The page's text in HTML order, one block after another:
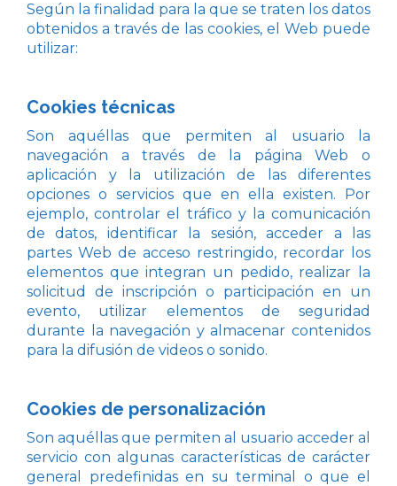
Según la finalidad para la que se traten los datos
obtenidos a través de las cookies, el Web puede
utilizar:
Cookies técnicas
Son aquéllas que permiten al usuario la
navegación a través de la página Web o
aplicación y la utilización de las diferentes
opciones o servicios que en ella existen. Por
ejemplo, controlar el tráfico y la comunicación
de datos, identificar la sesión, acceder a las
partes Web de acceso restringido, recordar los
elementos que integran un pedido, realizar la
solicitud de inscripción o participación en un
evento, utilizar elementos de seguridad
durante la navegación y almacenar contenidos
para la difusión de videos o sonido.
Cookies de personalización
Son aquéllas que permiten al usuario acceder al
servicio con algunas características de carácter
general predefinidas en su terminal o que el